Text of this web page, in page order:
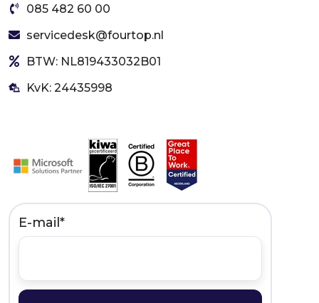
085 482 60 00
servicedesk@fourtop.nl
BTW: NL819433032B01
KvK: 24435998
E-mail *